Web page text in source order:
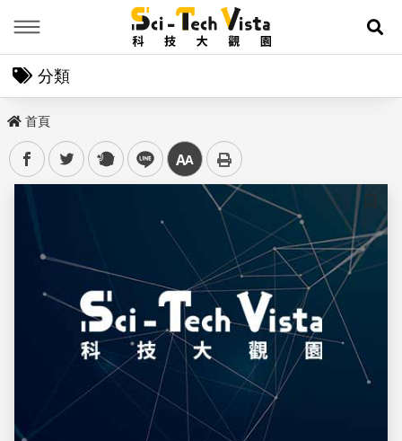
展
分類
首頁
facebooktwitter plurk line 中
儲存